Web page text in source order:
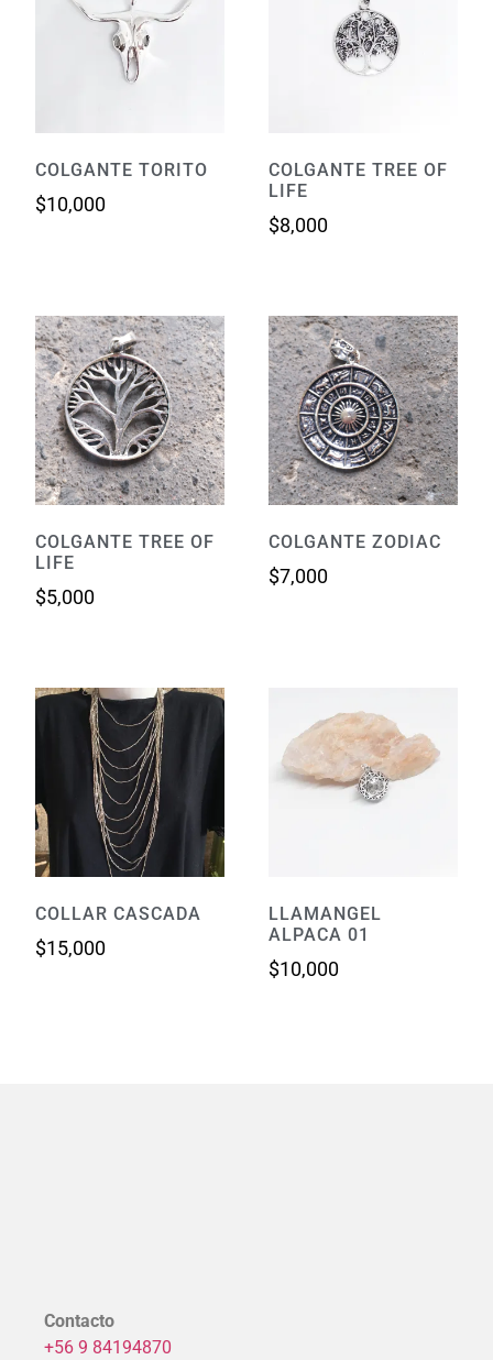
COLGANTE TORITO
$10,000
COLGANTE TREE OF
LIFE
$8,000
COLGANTE TREE OF
LIFE
$5,000
COLGANTE ZODIAC
$7,000
COLLAR CASCADA
$15,000
LLAMANGEL
ALPACA 01
$10,000
Contacto
+56 9 84194870